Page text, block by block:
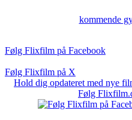
kommende
Følg Flixfilm på Facebook
Følg Flixfilm på X
Hold dig opdateret med nye
Følg